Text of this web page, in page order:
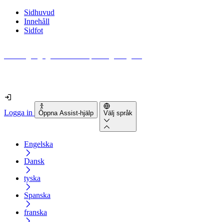
Sidhuvud
Innehåll
Sidfot
Logga in Öppna Assist-hjälp Välj språk
Engelska
Dansk
tyska
Spanska
franska